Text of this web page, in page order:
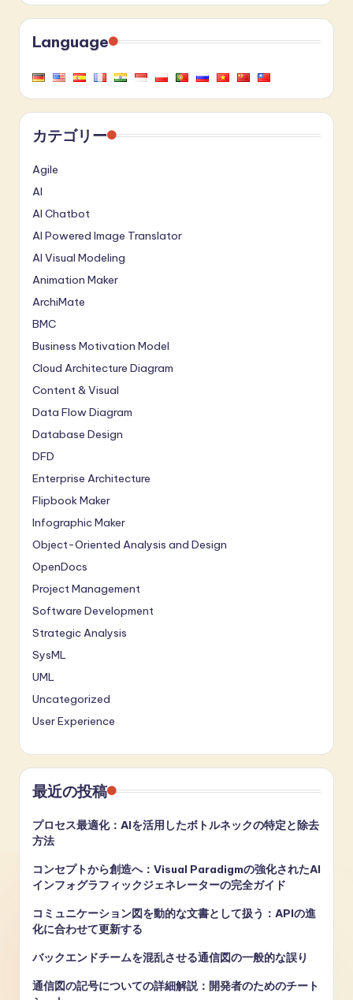
Language
カテゴリー
Agile
AI
AI Chatbot
AI Powered Image Translator
AI Visual Modeling
Animation Maker
ArchiMate
BMC
Business Motivation Model
Cloud Architecture Diagram
Content & Visual
Data Flow Diagram
Database Design
DFD
Enterprise Architecture
Flipbook Maker
Infographic Maker
Object-Oriented Analysis and Design
OpenDocs
Project Management
Software Development
Strategic Analysis
SysML
UML
Uncategorized
User Experience
最近の投稿
プロセス最適化：AIを活用したボトルネックの特定と除去
方法
コンセプトから創造へ：Visual Paradigmの強化されたAI
インフォグラフィックジェネレーターの完全ガイド
コミュニケーション図を動的な文書として扱う：APIの進
化に合わせて更新する
バックエンドチームを混乱させる通信図の一般的な誤り
通信図の記号についての詳細解説：開発者のためのチート